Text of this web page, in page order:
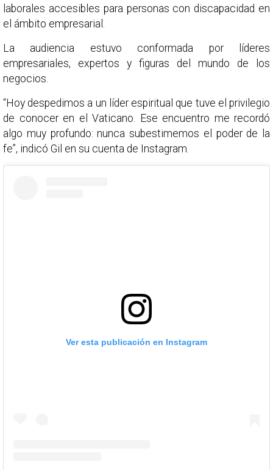
laborales accesibles para personas con discapacidad en
el ámbito empresarial.
La audiencia estuvo conformada por líderes
empresariales, expertos y figuras del mundo de los
negocios.
“Hoy despedimos a un líder espiritual que tuve el privilegio
de conocer en el Vaticano. Ese encuentro me recordó
algo muy profundo: nunca subestimemos el poder de la
fe”, indicó Gil en su cuenta de Instagram.
Ver esta publicación en Instagram